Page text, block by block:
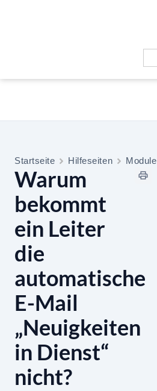
Startseite Hilfeseiten Module
Warum
bekommt
ein Leiter
die
automatische
E-Mail
„Neuigkeiten
in Dienst“
nicht?